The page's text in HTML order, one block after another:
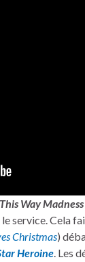
This Way
le service. Cela
Christmas)
Heroine. Les